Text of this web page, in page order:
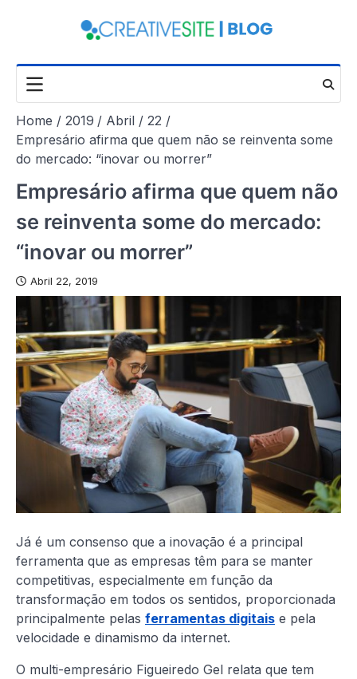
Home 2019 Abril
22
Empresário afirma que quem não se reinventa some
do mercado: “inovar ou morrer”
Empresário afirma que quem não
se reinventa some do mercado:
“inovar ou morrer”
Abril 22, 2019
Já é um consenso que a inovação é a principal
ferramenta que as empresas têm para se manter
competitivas, especialmente em função da
transformação em todos os sentidos, proporcionada
principalmente pelas ferramentas digitais e pela
velocidade e dinamismo da internet.
O multi-empresário Figueiredo Gel relata que tem